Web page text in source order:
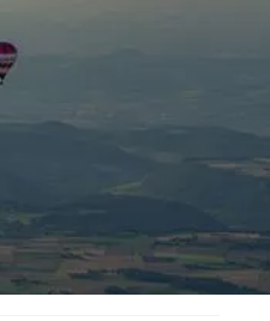
der
und die Versicherung.
direkt am See in
dazu in Traunstein,
im weiteren
und
Fahrten Richtung